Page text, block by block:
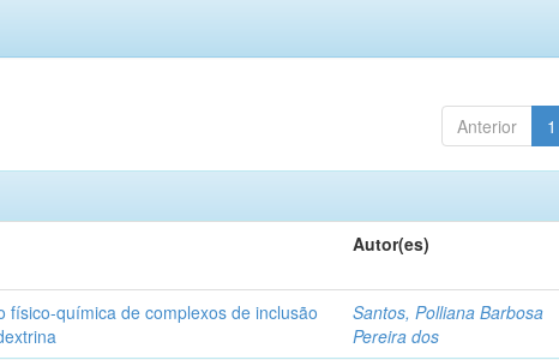
Anterior 1
Autor(es)
físico-química de complexos de inclusão
Santos, Polliana Barbosa
Pereira dos